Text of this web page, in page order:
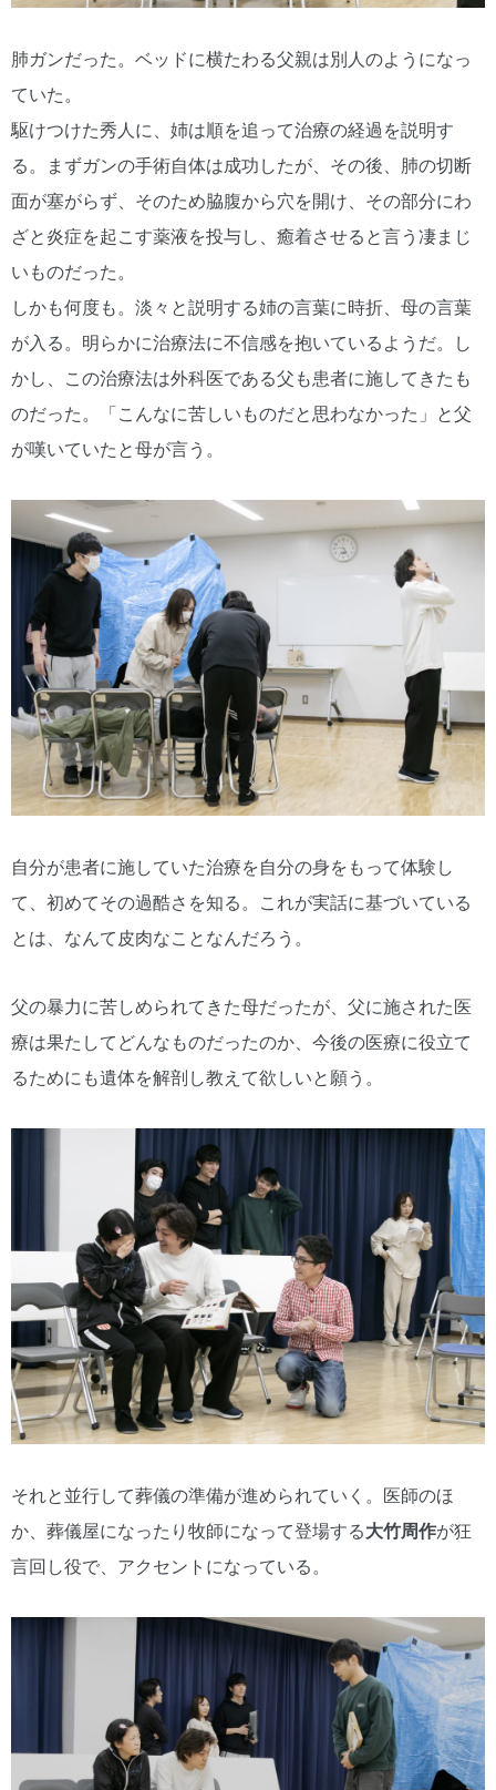
肺ガンだった。ベッドに横たわる父親は別人のようになっ
ていた。
駆けつけた秀人に、姉は順を追って治療の経過を説明す
る。まずガンの手術自体は成功したが、その後、肺の切断
面が塞がらず、そのため脇腹から穴を開け、その部分にわ
ざと炎症を起こす薬液を投与し、癒着させると言う凄まじ
いものだった。
しかも何度も。淡々と説明する姉の言葉に時折、母の言葉
が入る。明らかに治療法に不信感を抱いているようだ。し
かし、この治療法は外科医である父も患者に施してきたも
のだった。「こんなに苦しいものだと思わなかった」と父
が嘆いていたと母が言う。
自分が患者に施していた治療を自分の身をもって体験し
て、初めてその過酷さを知る。これが実話に基づいている
とは、なんて皮肉なことなんだろう。
父の暴力に苦しめられてきた母だったが、父に施された医
療は果たしてどんなものだったのか、今後の医療に役立て
るためにも遺体を解剖し教えて欲しいと願う。
それと並行して葬儀の準備が進められていく。医師のほ
か、葬儀屋になったり牧師になって登場する大竹周作が狂
言回し役で、アクセントになっている。